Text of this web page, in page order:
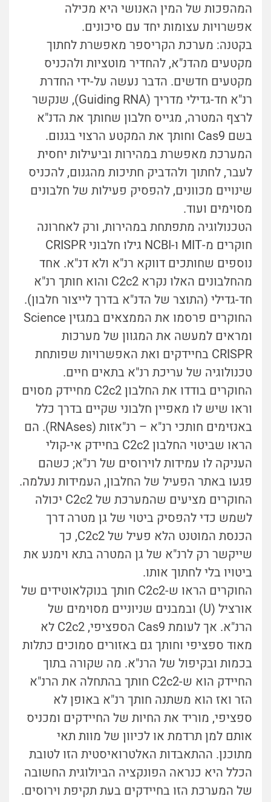
המהפכות של המין האנושי היא מכילה
אפשרויות עצומות יחד עם סיכונים.
בקטנה: מערכת הקריספר מאפשרת לחתוך
מקטעים מהדנ"א, להחדיר מוטציות ולהכניס
מקטעים חדשים. הדבר נעשה על-ידי החדרת
רנ"א חד-גדילי מדריך (Guiding RNA), שנקשר
לרצף המטרה, מגייס חלבון שחותך את הדנ"א
בשם Cas9 וחותך את המקטע הרצוי בגנום.
המערכת מאפשרת במהירות וביעילות יחסית
לעבר, לחתוך ולהדביק חתיכות מהגנום, להכניס
שינויים מכוונים, להפסיק פעילות של חלבונים
מסוימים ועוד.
הטכנולוגיה מתפתחת במהירות, ורק לאחרונה
חוקרים מ-MIT ו-NCBI גילו חלבוני CRISPR
נוספים שחותכים דווקא רנ"א ולא דנ"א. אחד
מהחלבונים האלו נקרא C2c2 והוא חותך רנ"א
חד-גדילי (התוצר של הדנ"א בדרך לייצור חלבון).
החוקרים פרסמו את הממצאים במגזין Science
ומראים למעשה את המגוון של מערכות
CRISPR בחיידקים ואת האפשרויות שפותחת
טכנולוגיה של עריכת רנ"א בתאים חיים.
החוקרים בודדו את החלבון C2c2 מחיידק מסוים
וראו שיש לו מאפיין חלבוני שקיים בדרך כלל
באנזימים חותכי רנ"א – רנ"אזות (RNAses). הם
הראו שביטוי החלבון C2c2 בחיידק אי-קולי
העניקה לו עמידות לוירוסים של רנ"א; כשהם
פגעו באתר הפעיל של החלבון, העמידות נעלמה.
החוקרים מציעים שהמערכת של C2c2 יכולה
לשמש כדי להפסיק ביטוי של גן מטרה דרך
הכנסת המוטנט הלא פעיל של C2c2, כך
שייקשר רק לרנ"א של גן המטרה בתא וימנע את
ביטויו בלי לחתוך אותו.
החוקרים הראו ש-C2c2 חותך בנוקלאוטידים של
אורציל (U) ובמבנים שניוניים מסוימים של
הרנ"א. אך לעומת Cas9 הספציפי, C2c2 לא
מאוד ספציפי וחותך גם באזורים סמוכים כתלות
בכמות ובקיפול של הרנ"א. מה שקורה בתוך
החיידק הוא ש-C2c2 חותך בהתחלה את הרנ"א
הזר ואז הוא משתנה חותך רנ"א באופן לא
ספציפי, מוריד את החיות של החיידקים ומכניס
אותם למן תרדמת או לכיוון של מוות תאי
מתוכנן. ההתאבדות האלטרואיסטית הזו לטובת
הכלל היא כנראה הפונקציה הביולוגית החשובה
של המערכת הזו בחיידקים בעת תקיפת וירוסים.